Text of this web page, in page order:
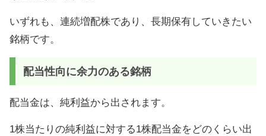
いずれも、連続増配株であり、長期保有していきたい
銘柄です。
配当性向に余力のある銘柄
配当金は、純利益から出されます。
1株当たりの純利益に対する1株配当金をどのくらい出